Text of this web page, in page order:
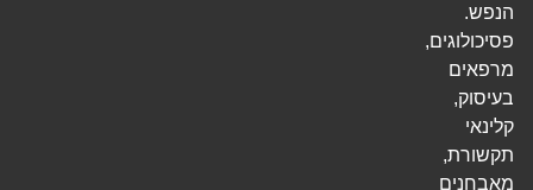
הנפש.
פסיכולוגים,
מרפאים
בעיסוק,
קלינאי
תקשורת,
מאבחנים